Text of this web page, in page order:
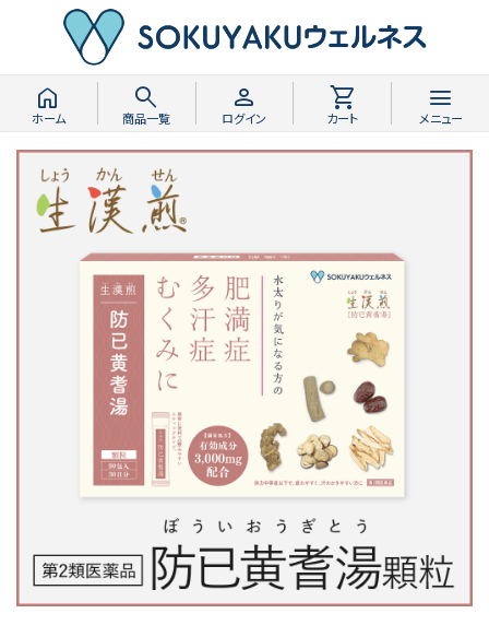
home
ホーム
search
商品一覧
person
ログイン
shopping_cart
カート
menu
メニュー